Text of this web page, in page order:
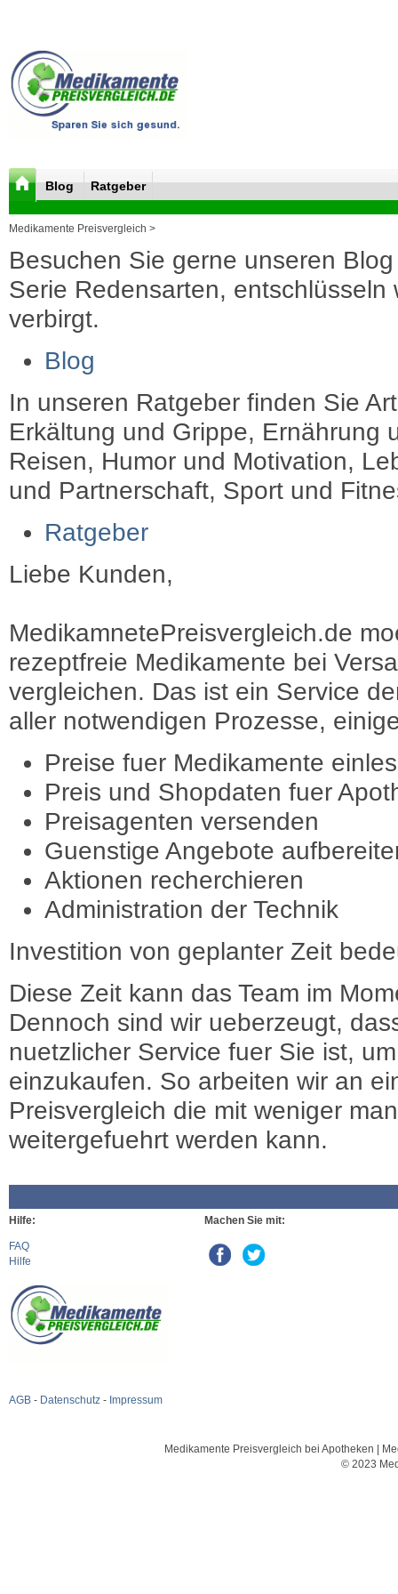
Blog Ratgeber
Medikamente Preisvergleich >
Besuchen Sie gerne unseren
Serie Redensarten, entschlüsseln
verbirgt.
Blog
In unseren Ratgeber finden Sie
Erkältung und Grippe, Ernährung
Reisen, Humor und Motivation,
und Partnerschaft, Sport und
Ratgeber
Liebe Kunden,
MedikamnetePreisvergleich.de
rezeptfreie Medikamente bei
vergleichen. Das ist ein Service
aller notwendigen Prozesse,
Preise fuer Medikamente
Preis und Shopdaten fuer
Preisagenten versenden
Guenstige Angebote
Aktionen recherchieren
Administration der Technik
Investition von geplanter Zeit
Diese Zeit kann das Team im
Dennoch sind wir ueberzeugt,
nuetzlicher Service fuer Sie ist,
einzukaufen. So arbeiten wir an
Preisvergleich die mit weniger
weitergefuehrt werden kann.
Hilfe:
FAQ
Hilfe
AGB - Datenschutz - Impressum
Machen Sie mit:
Medikamente Preisvergleich bei Apotheken |
© 2023